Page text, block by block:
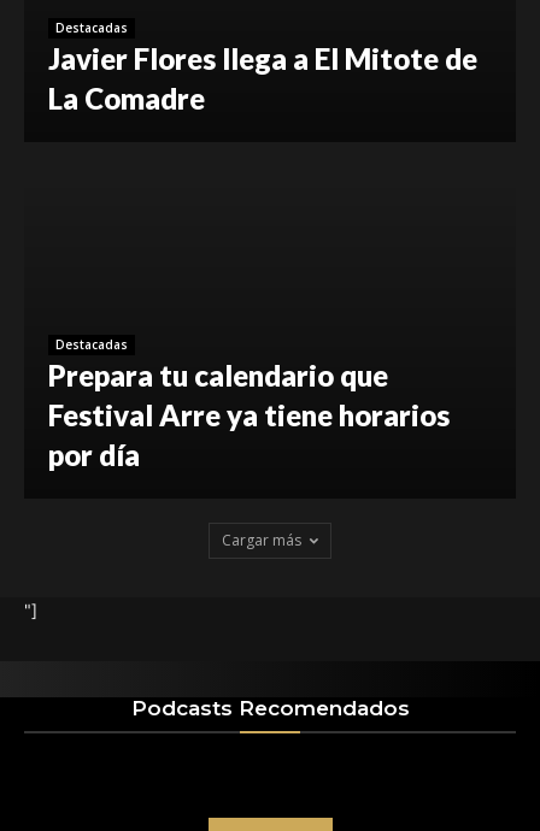
Destacadas
Javier Flores llega a El Mitote de
La Comadre
Destacadas
Prepara tu calendario que
Festival Arre ya tiene horarios
por día
Cargar más
"]
Podcasts Recomendados